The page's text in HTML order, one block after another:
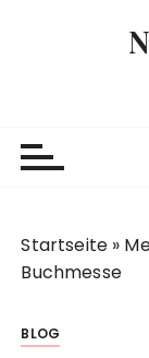
Startseite »
Buchmesse
BLOG